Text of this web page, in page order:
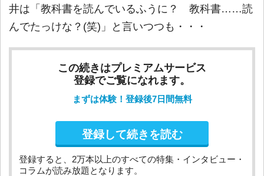
井は「教科書を読んでいるふうに？ 教科書……読
んでたっけな？(笑)」と言いつつも・・・
この続きはプレミアムサービス
登録でご覧になれます。
まずは体験！登録後7日間無料
登録して続きを読む
登録すると、2万本以上のすべての特集・インタビュー・
コラムが読み放題となります。